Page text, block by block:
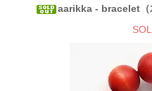
aarikka - bracelet（